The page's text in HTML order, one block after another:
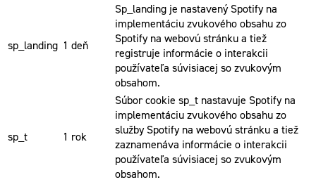
sp_landing 1 deň
Sp_landing je nastavený Spotify na
implementáciu zvukového obsahu zo
Spotify na webovú stránku a tiež
registruje informácie o interakcii
používateľa súvisiacej so zvukovým
obsahom.
sp_t 1 rok
Súbor cookie sp_t nastavuje Spotify na
implementáciu zvukového obsahu zo
služby Spotify na webovú stránku a tiež
zaznamenáva informácie o interakcii
používateľa súvisiacej so zvukovým
obsahom.